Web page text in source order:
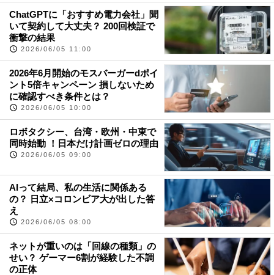
ChatGPTに「おすすめ電力会社」聞
いて契約して大丈夫？ 200回検証で
衝撃の結果
2026/06/05 11:00
2026年6月開始のモスバーガーdポイ
ント5倍キャンペーン 損しないため
に確認すべき条件とは？
2026/06/05 10:00
ロボタクシー、台湾・欧州・中東で
同時始動 ！日本だけ計画ゼロの理由
2026/06/05 09:00
AIって結局、私の生活に関係ある
の？ 日立×コロンビア大が出した答
え
2026/06/05 08:00
ネットが重いのは「回線の種類」の
せい？ ゲーマー6割が経験した不調
の正体